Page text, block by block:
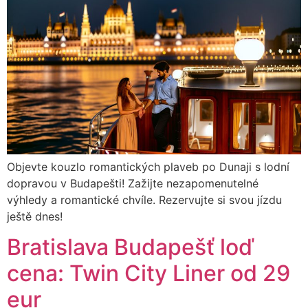
Objevte kouzlo romantických plaveb po Dunaji s lodní
dopravou v Budapešti! Zažijte nezapomenutelné
výhledy a romantické chvíle. Rezervujte si svou jízdu
ještě dnes!
Bratislava Budapešť loď
cena: Twin City Liner od 29
eur